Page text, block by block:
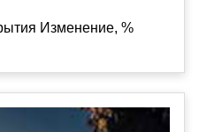
Изменение, %